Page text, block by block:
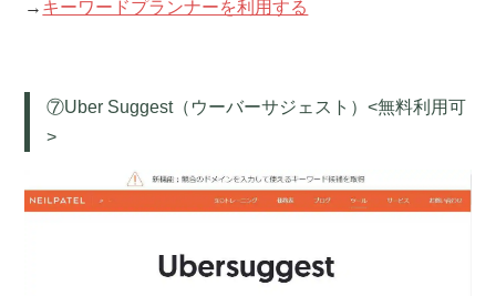
→ キーワードプランナーを利用する
⑦Uber Suggest（ウーバーサジェスト）<無料利用可
>